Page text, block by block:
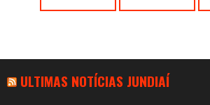
ULTIMAS NOTÍCIAS JUNDIAÍ